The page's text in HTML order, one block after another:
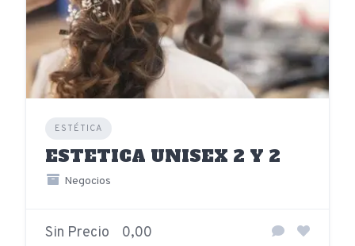
ESTÉTICA
ESTETICA UNISEX 2 Y 2
Negocios
Sin Precio 0,00